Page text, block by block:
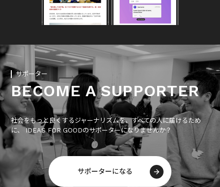
サポーター
BECOME A SUPPORTER
社会をもっと良くするジャーナリズムを、すべての人に届けるため
に、 IDEAS FOR GOODのサポーターになりませんか？
サポーターになる